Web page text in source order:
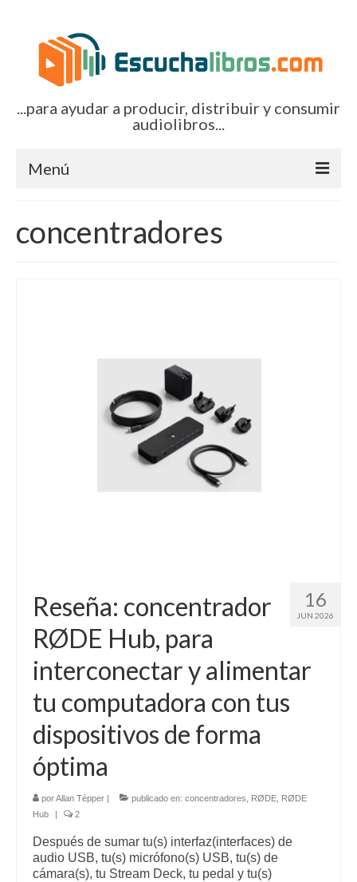
...para ayudar a producir, distribuir y consumir
audiolibros...
Menú
Artículos (todos)
Contacto (vía TecnoTur)
concentradores
16
JUN 2026
Reseña: concentrador
RØDE Hub, para
interconectar y alimentar
tu computadora con tus
dispositivos de forma
óptima
porAllan Tépper publicado en: concentradores RØDE
RØDE
Hub
2
Después de sumar tu(s) interfaz(interfaces) de
audio USB, tu(s) micrófono(s) USB, tu(s) de
cámara(s), tu Stream Deck, tu pedal y tu(s)